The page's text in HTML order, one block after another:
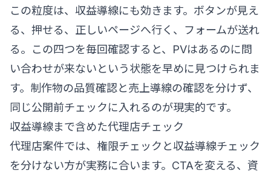
この粒度は、収益導線にも効きます。ボタンが見え
る、押せる、正しいページへ行く、フォームが送れ
る。この四つを毎回確認すると、PVはあるのに問
い合わせが来ないという状態を早めに見つけられま
す。制作物の品質確認と売上導線の確認を分けず、
同じ公開前チェックに入れるのが現実的です。
収益導線まで含めた代理店チェック
代理店案件では、権限チェックと収益導線チェック
を分けない方が実務に合います。CTAを変える、資